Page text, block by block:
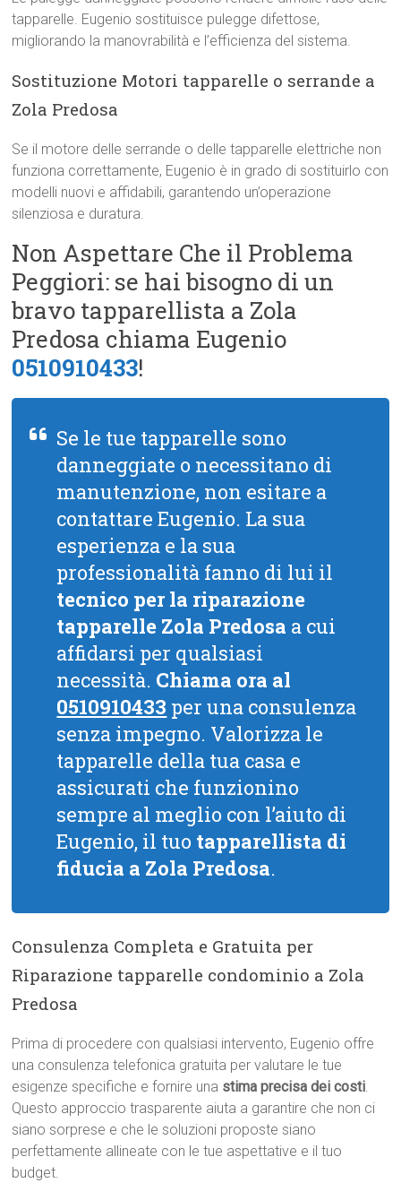
tapparelle. Eugenio sostituisce pulegge difettose,
migliorando la manovrabilità e l’efficienza del sistema.
Sostituzione Motori tapparelle o serrande a
Zola Predosa
Se il motore delle serrande o delle tapparelle elettriche non
funziona correttamente, Eugenio è in grado di sostituirlo con
modelli nuovi e affidabili, garantendo un’operazione
silenziosa e duratura.
Non Aspettare Che il Problema
Peggiori: se hai bisogno di un
bravo tapparellista a Zola
Predosa chiama Eugenio
0510910433!
Se le tue tapparelle sono
danneggiate o necessitano di
manutenzione, non esitare a
contattare Eugenio. La sua
esperienza e la sua
professionalità fanno di lui il
tecnico per la riparazione
tapparelle Zola Predosa a cui
affidarsi per qualsiasi
necessità. Chiama ora al
0510910433 per una consulenza
senza impegno. Valorizza le
tapparelle della tua casa e
assicurati che funzionino
sempre al meglio con l’aiuto di
Eugenio, il tuo tapparellista di
fiducia a Zola Predosa.
Consulenza Completa e Gratuita per
Riparazione tapparelle condominio a Zola
Predosa
Prima di procedere con qualsiasi intervento, Eugenio offre
una consulenza telefonica gratuita per valutare le tue
esigenze specifiche e fornire una stima precisa dei costi.
Questo approccio trasparente aiuta a garantire che non ci
siano sorprese e che le soluzioni proposte siano
perfettamente allineate con le tue aspettative e il tuo
budget.